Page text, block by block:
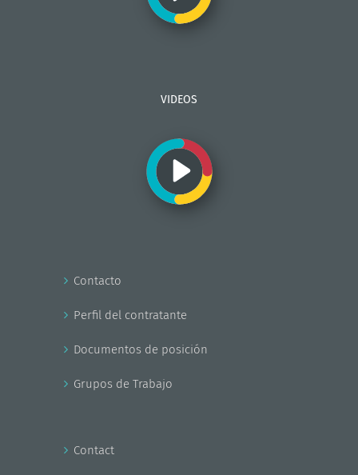
VIDEOS
Contacto
Perfil del contratante
Documentos de posición
Grupos de Trabajo
Contact